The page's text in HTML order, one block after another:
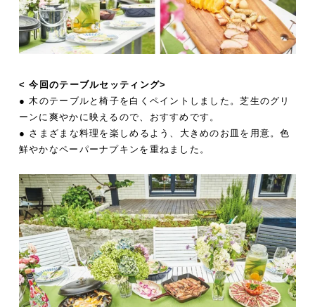
< 今回のテーブルセッティング>
● 木のテーブルと椅子を白くペイントしました。芝生のグリ
ーンに爽やかに映えるので、おすすめです。
● さまざまな料理を楽しめるよう、大きめのお皿を用意。色
鮮やかなペーパーナプキンを重ねました。